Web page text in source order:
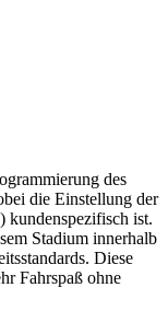
des
die Einstellung der
kundenspezifisch ist.
Stadium innerhalb
Diese
Fahrspaß ohne